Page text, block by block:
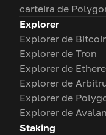
carteira de
Explorer
Explorer de
Explorer de Tron
Explorer de
Explorer de
Explorer de
Explorer de
Staking